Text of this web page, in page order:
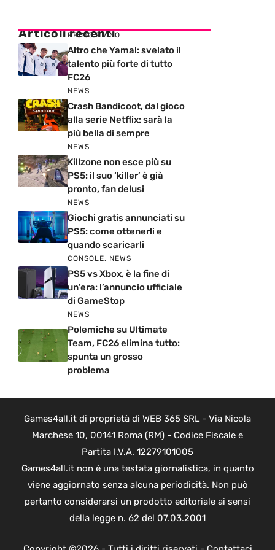
Articoli recenti
PRIMO PIANO
Altro che Yamal: svelato il
talento più forte di tutto
FC26
NEWS
Crash Bandicoot, dal gioco
alla serie Netflix: sarà la
più bella di sempre
NEWS
Killzone non esce più su
PS5: il suo ‘killer’ è già
pronto, fan delusi
NEWS
Giochi gratis annunciati su
PS5: come ottenerli e
quando scaricarli
CONSOLE, NEWS
PS5 vs Xbox, è la fine di
un’era: l’annuncio ufficiale
di GameStop
NEWS
Polemiche su Ultimate
Team, FC26 elimina tutto:
spunta un grosso
problema
Games4all.it di proprietà di WEB 365 SRL - Via Nicola
Marchese 10, 00141 Roma (RM) - Codice Fiscale e
Partita I.V.A. 12279101005
Games4all.it non è una testata giornalistica, in quanto
viene aggiornato senza alcuna periodicità. Non può
pertanto considerarsi un prodotto editoriale ai sensi
della legge n. 62 del 07.03.2001